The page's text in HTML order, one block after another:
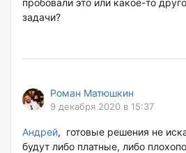
задачи?
Роман Матюшкин
9 декабря 2020 в 15:37
Андрей, готовые решения не
будут либо платные, либо